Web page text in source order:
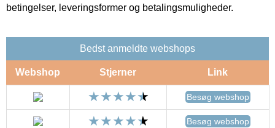
betingelser, leveringsformer og betalingsmuligheder.
Bedst anmeldte webshops
Webshop Stjerner Link
Besøg webshop
Besøg webshop